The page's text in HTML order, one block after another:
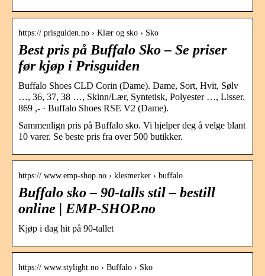
https:// prisguiden.no › Klær og sko › Sko
Best pris på Buffalo Sko – Se priser
før kjøp i Prisguiden
Buffalo Shoes CLD Corin (Dame). Dame, Sort, Hvit, Sølv
…, 36, 37, 38 …, Skinn/Lær, Syntetisk, Polyester …, Lisser.
869 ,- · Buffalo Shoes RSE V2 (Dame).
Sammenlign pris på Buffalo sko. Vi hjelper deg å velge blant
10 varer. Se beste pris fra over 500 butikker.
https:// www.emp-shop.no › klesmerker › buffalo
Buffalo sko – 90-talls stil – bestill
online | EMP-SHOP.no
Kjøp i dag hit på 90-tallet
https:// www.stylight.no › Buffalo › Sko